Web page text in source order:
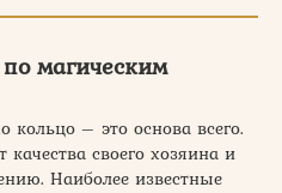
магическим
кольцо – это основа всего.
своего хозяина и
Наиболее известные